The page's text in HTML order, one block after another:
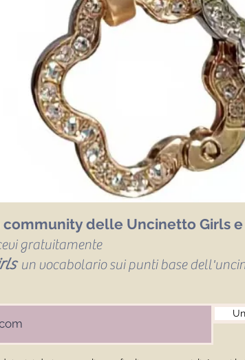
Attacco catenella porta cellulare
delle Uncinetto Girls
gratuitamente
un vocabolario sui punti base